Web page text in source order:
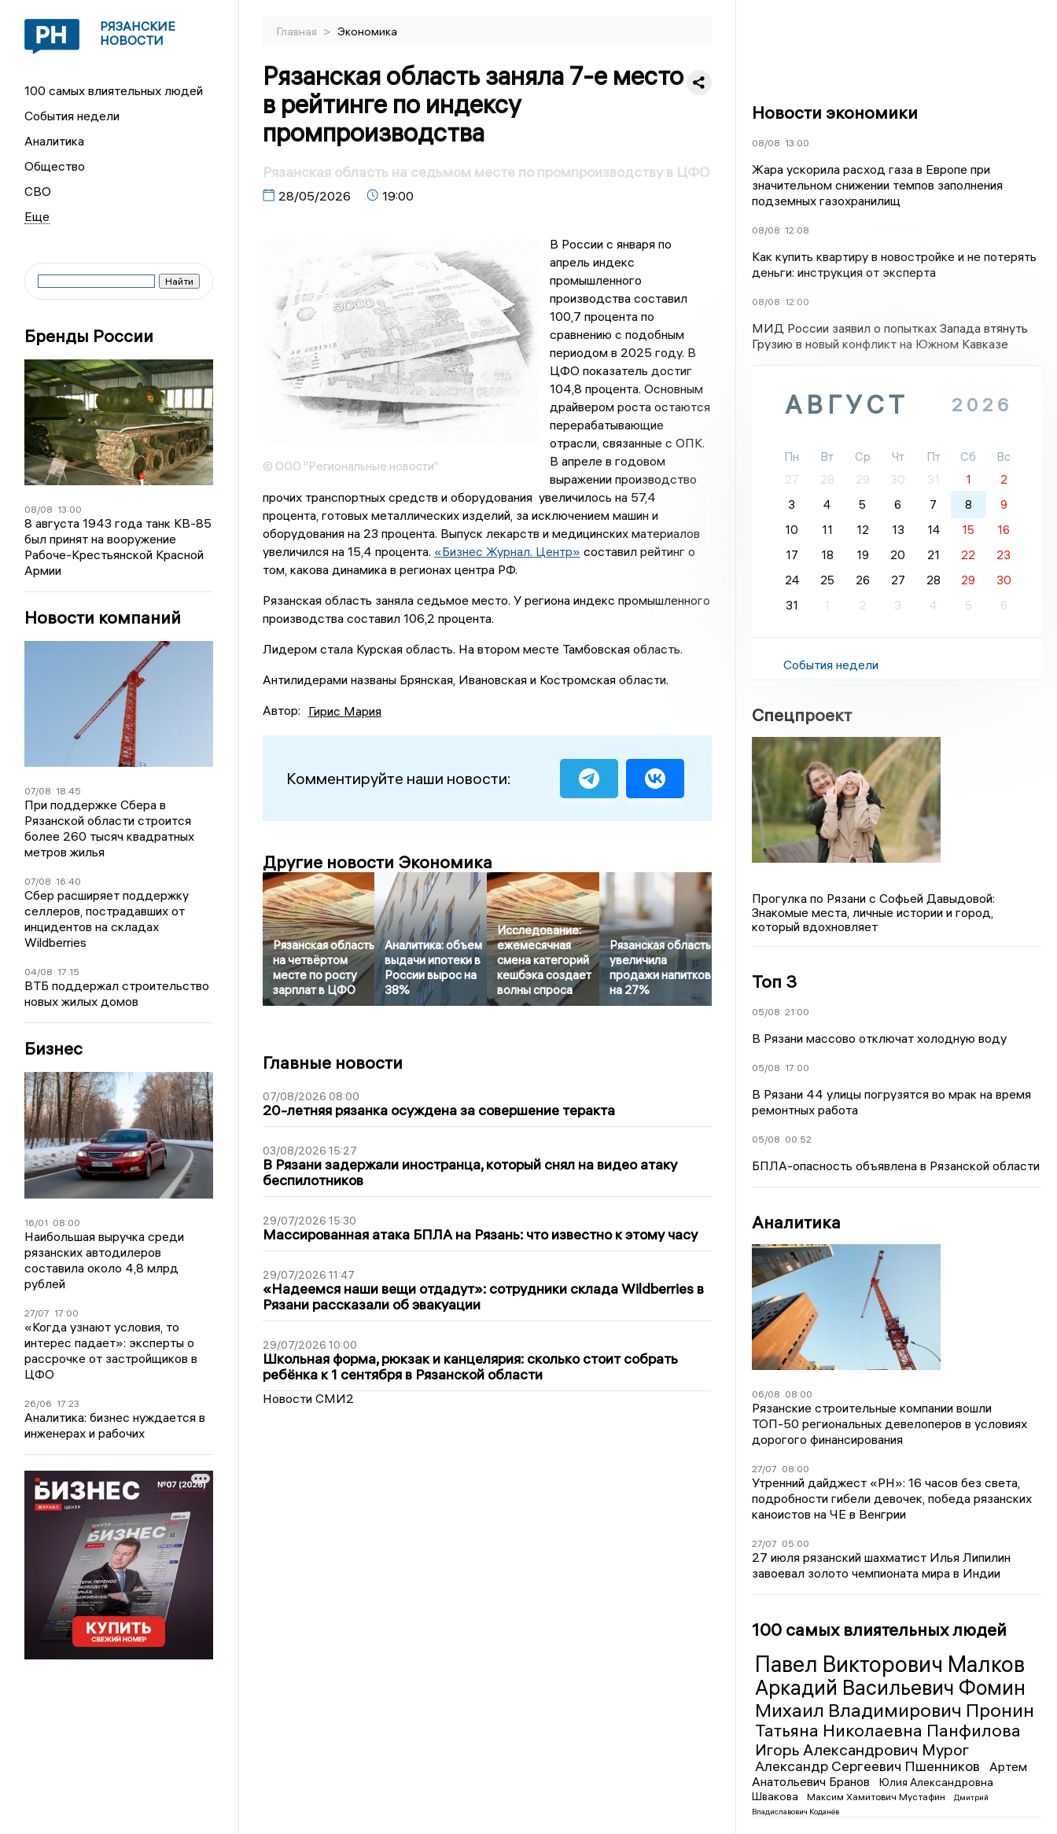
РЯЗАНСКИЕ
НОВОСТИ
100 самых влиятельных людей
События недели
Аналитика
Общество
СВО
Бренды России
08/08 13:00
8 августа 1943 года танк КВ-85
был принят на вооружение
Рабоче-Крестьянской Красной
Армии
Новости компаний
07/08 18:45
При поддержке Сбера в
Рязанской области строится
более 260 тысяч квадратных
метров жилья
07/08 16:40
Сбер расширяет поддержку
селлеров, пострадавших от
инцидентов на складах
Wildberries
04/08 17:15
ВТБ поддержал строительство
новых жилых домов
Бизнес
16/01 08:00
Наибольшая выручка среди
рязанских автодилеров
составила около 4,8 млрд
рублей
27/07 17:00
«Когда узнают условия, то
интерес падает»: эксперты о
рассрочке от застройщиков в
ЦФО
26/06 17:23
Аналитика: бизнес нуждается в
инженерах и рабочих
Главная > Экономика
Рязанская область заняла 7-е место
в рейтинге по индексу
промпроизводства
Рязанская область на седьмом месте по промпроизводству в ЦФО
28/05/2026 19:00
© ООО "Региональные новости"
В России с января по
апрель индекс
промышленного
производства составил
100,7 процента по
сравнению с подобным
периодом в 2025 году. В
ЦФО показатель достиг
104,8 процента. Основным
драйвером роста остаются
перерабатывающие
отрасли, связанные с ОПК.
В апреле в годовом
выражении производство
прочих транспортных средств и оборудования увеличилось на 57,4
процента, готовых металлических изделий, за исключением машин и
оборудования на 23 процента. Выпуск лекарств и медицинских материалов
увеличился на 15,4 процента. «Бизнес Журнал. Центр» составил рейтинг о
том, какова динамика в регионах центра РФ.
Рязанская область заняла седьмое место. У региона индекс промышленного
производства составил 106,2 процента.
Лидером стала Курская область. На втором месте Тамбовская область.
Антилидерами названы Брянская, Ивановская и Костромская области.
Автор: Гирис Мария
Комментируйте наши новости:
Другие новости Экономика
Рязанская область
на четвёртом
месте по росту
зарплат в ЦФО
Аналитика: объем
выдачи ипотеки в
России вырос на
38%
Исследование:
ежемесячная
смена категорий
кешбэка создает
волны спроса
Рязанская область
увеличила
продажи напитков
на 27%
Главные новости
07/08/2026 08:00
20-летняя рязанка осуждена за совершение теракта
03/08/2026 15:27
В Рязани задержали иностранца, который снял на видео атаку
беспилотников
29/07/2026 15:30
Массированная атака БПЛА на Рязань: что известно к этому часу
29/07/2026 11:47
«Надеемся наши вещи отдадут»: сотрудники склада Wildberries в
Рязани рассказали об эвакуации
29/07/2026 10:00
Школьная форма, рюкзак и канцелярия: сколько стоит собрать
ребёнка к 1 сентября в Рязанской области
Новости СМИ2
Новости экономики
08/08 13:00
Жара ускорила расход газа в Европе при
значительном снижении темпов заполнения
подземных газохранилищ
08/08 12:08
Как купить квартиру в новостройке и не потерять
деньги: инструкция от эксперта
08/08 12:00
МИД России заявил о попытках Запада втянуть
Грузию в новый конфликт на Южном Кавказе
АВГУСТ 2026
Пн Вт Ср Чт Пт Сб
Вс
27
28 29 30 31 1
2
3
4 5 6 7 8
9
10
11 12 13 14 15
16
17
18 19 20 21 22
23
24
25 26 27 28 29
30
31
1 2 3 4 5 6
События недели
Спецпроект
Прогулка по Рязани с Софьей Давыдовой:
Знакомые места, личные истории и город,
который вдохновляет
Топ 3
05/08 21:00
В Рязани массово отключат холодную воду
05/08 17:00
В Рязани 44 улицы погрузятся во мрак на время
ремонтных работа
05/08 00:52
БПЛА-опасность объявлена в Рязанской области
Аналитика
06/08 08:00
Рязанские строительные компании вошли
ТОП-50 региональных девелоперов в условиях
дорогого финансирования
27/07 08:00
Утренний дайджест «РН»: 16 часов без света,
подробности гибели девочек, победа рязанских
каноистов на ЧЕ в Венгрии
27/07 05:00
27 июля рязанский шахматист Илья Липилин
завоевал золото чемпионата мира в Индии
100 самых влиятельных людей
Павел Викторович Малков
Аркадий Васильевич Фомин
Михаил Владимирович Пронин
Татьяна Николаевна Панфилова
Игорь Александрович Мурог
Александр Сергеевич Пшенников
Артем
Анатольевич Бранов
Юлия Александровна
Швакова
Максим Хамитович Мустафин
Дмитрий
Владиславович Коданёв